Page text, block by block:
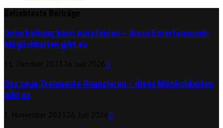
Unterhaltung beim Autofahren – diese Entertainment-
Möglichkeiten gibt es
0
Das neue Traumauto finanzieren – diese Möglichkeiten
gibt es
0